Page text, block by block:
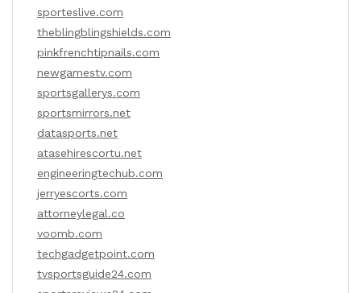
sporteslive.com
theblingblingshields.com
pinkfrenchtipnails.com
newgamestv.com
sportsgallerys.com
sportsmirrors.net
datasports.net
atasehirescortu.net
engineeringtechub.com
jerryescorts.com
attorneylegal.co
voomb.com
techgadgetpoint.com
tvsportsguide24.com